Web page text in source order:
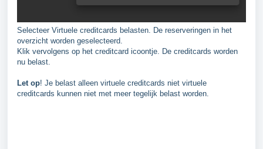
Selecteer Virtuele creditcards belasten. De reserveringen in het
overzicht worden geselecteerd.
Klik vervolgens op het creditcard icoontje. De creditcards worden
nu belast.
Let op! Je belast alleen virtuele creditcards niet virtuele
creditcards kunnen niet met meer tegelijk belast worden.